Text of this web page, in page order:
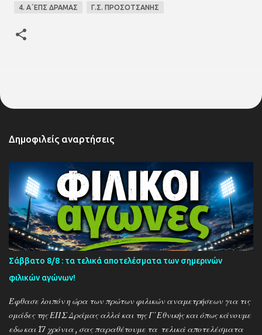
4. Α΄ΕΠΣ ΔΡΑΜΑΣ Γ.Σ. ΠΡΟΣΟΤΣΑΝΗΣ
Δημοφιλείς αναρτήσεις
Σάββατο 8/8 : τα τελικά αποτελέσματα των σημερινών
φιλικών αγώνων!
Έφθασε λοιπόν η ώρα των πρώτων φιλικών αναμετρήσεων για τις
ομάδες της ΕΠΣ Δράμας αλλά και της Γ΄Εθνικής και όπως κάνουμε
εδω και 17 χρόνια , σας παραθέτουμε τα τελικά αποτελέσματα